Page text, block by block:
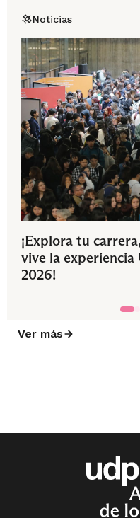
Noticias
¡Explora tu
vive la
2026!
Ver más